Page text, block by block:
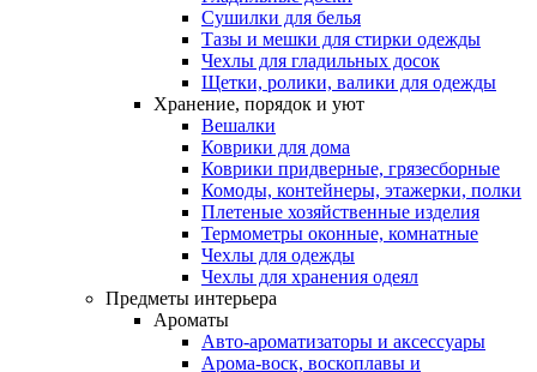
Сушилки для белья
Тазы и мешки для стирки одежды
Чехлы для гладильных досок
Щетки, ролики, валики для одежды
Хранение, порядок и уют
Вешалки
Коврики для дома
Коврики придверные, грязесборные
Комоды, контейнеры, этажерки, полки
Плетеные хозяйственные изделия
Термометры оконные, комнатные
Чехлы для одежды
Чехлы для хранения одеял
Предметы интерьера
Ароматы
Авто-ароматизаторы и аксессуары
Арома-воск, воскоплавы и